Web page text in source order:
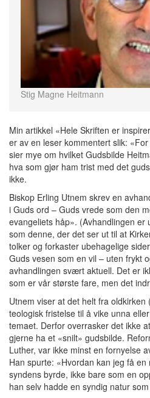
Stig Magne Heitmann
Min artikkel «Hele Skriften er
er av en leser kommentert slik:
sier mye om hvilket Gudsbilde
hva som gjør ham trist med det
ikke.
Biskop Erling Utnem skrev en
i Guds ord – Guds vrede som den
evangeliets håp». (Avhandlingen er
som denne, der det ser ut til at
tolker og forkaster ubehagelige
Guds vesen som en vil – uten frykt
avhandlingen svært aktuell. Det er
som er vår største fare, men det
Utnem viser at det helt fra
teologisk fristelse til å vike unna
temaet. Derfor overrasker det ikke
gjerne ha et «snilt» gudsbilde.
Luther, var ikke minst en fornyelse
Han spurte: «Hvordan kan jeg få
syndens byrde, ikke bare som en
han selv hadde en syndig natur